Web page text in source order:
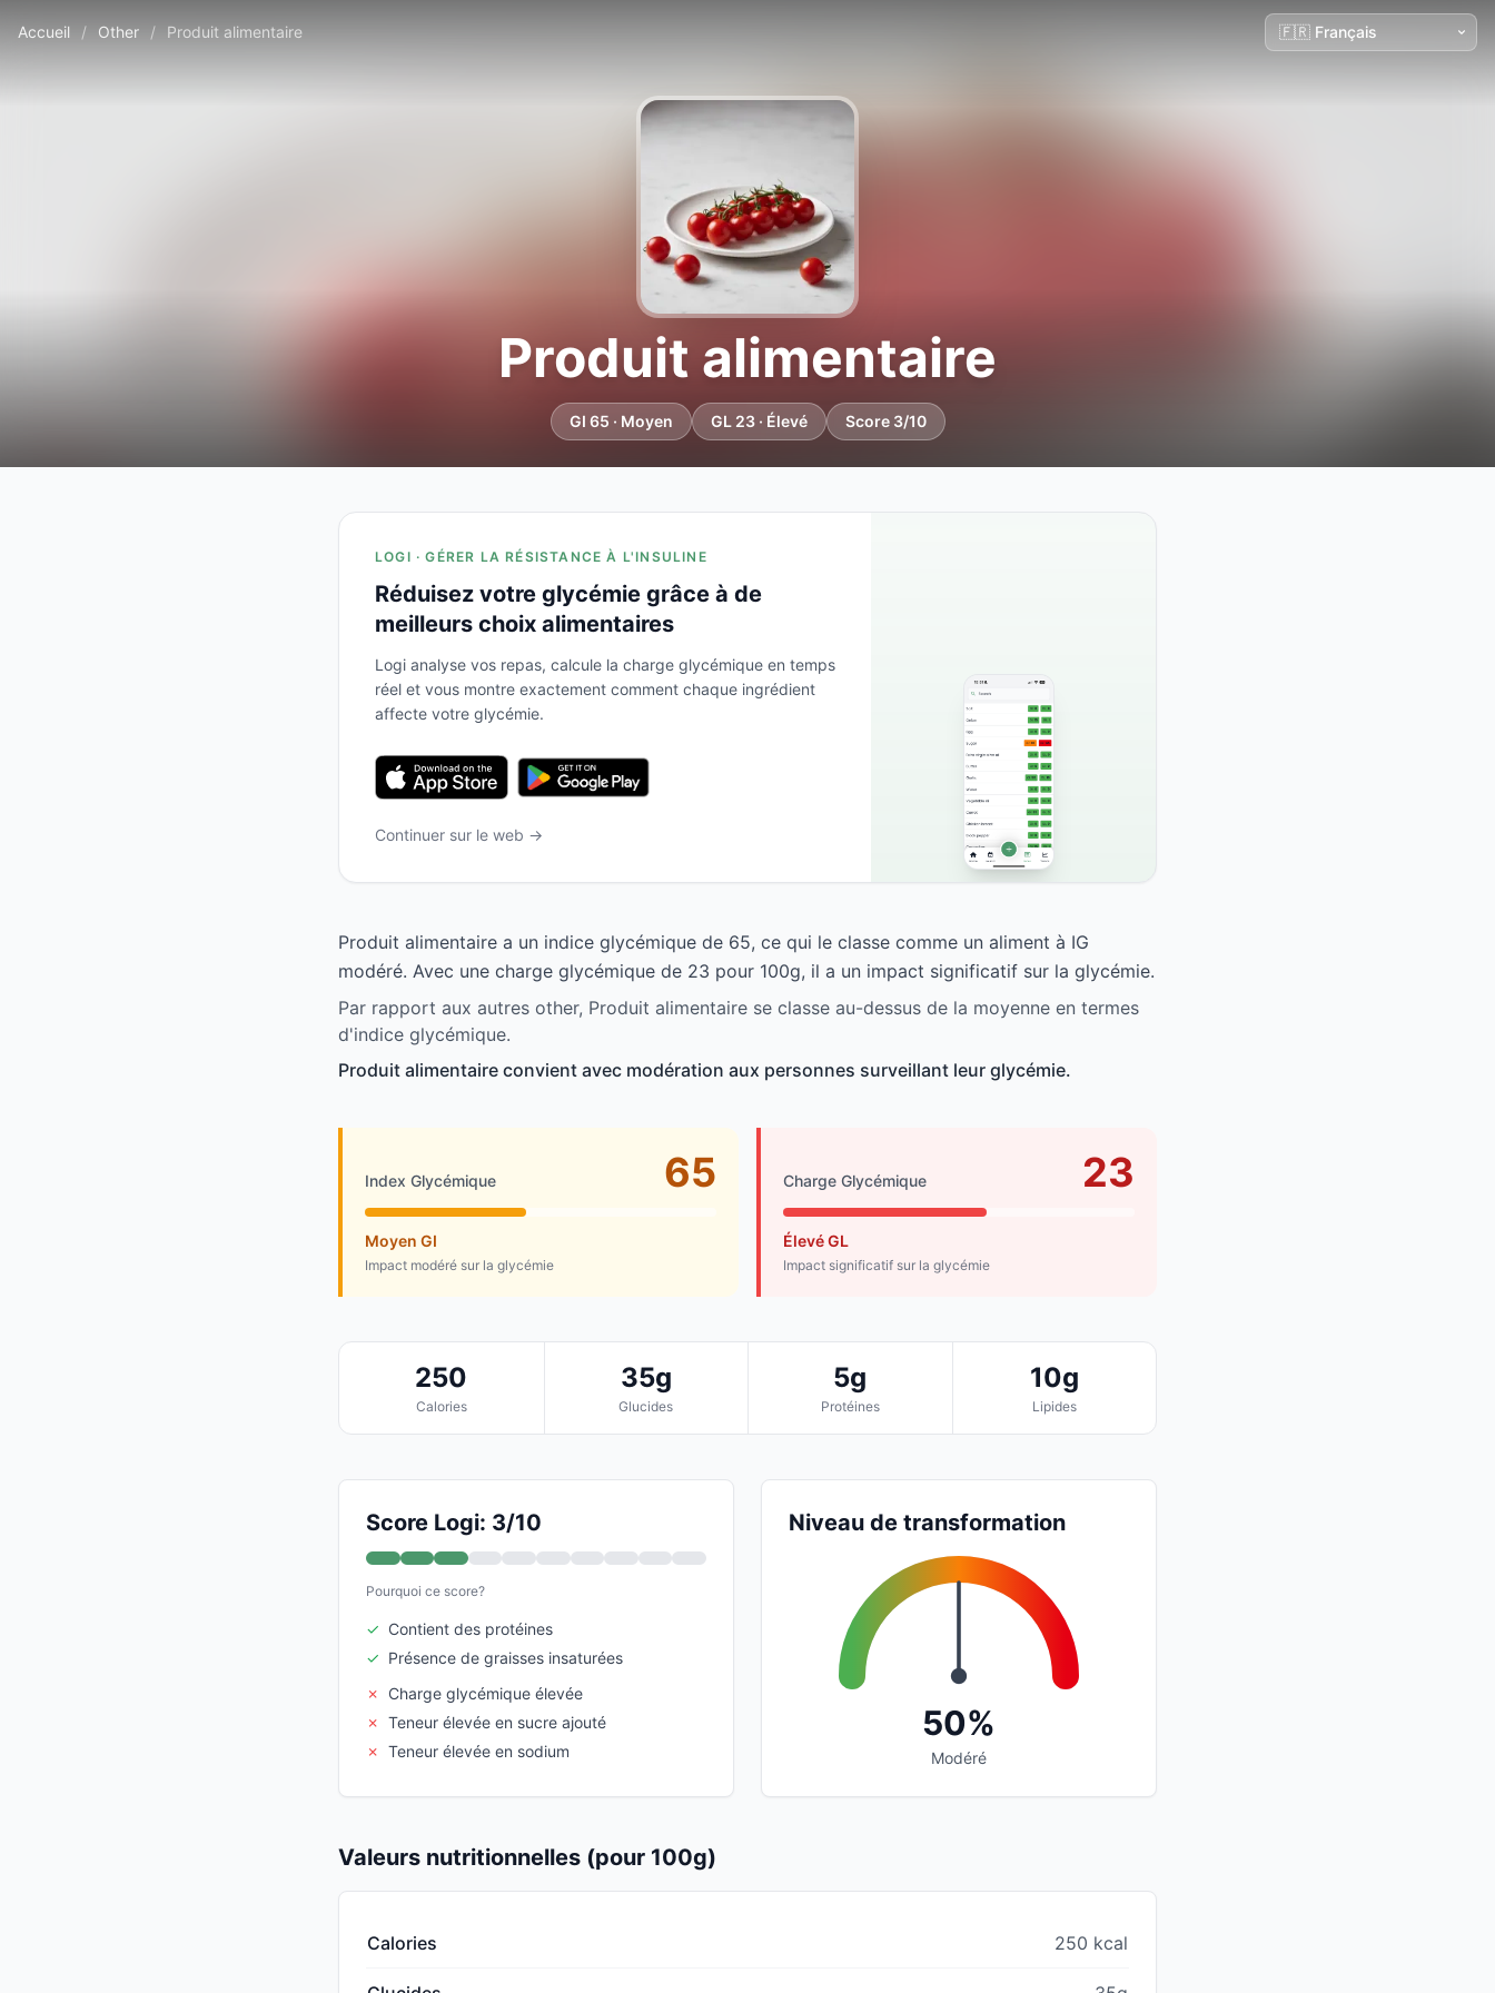
Accueil / Other / Produit alimentaire
Produit alimentaire
GI 65 · Moyen GL 23 · Élevé Score 3/10
LOGI · GÉRER LA RÉSISTANCE À L'INSULINE
Réduisez votre glycémie grâce à de
meilleurs choix alimentaires
Logi analyse vos repas, calcule la charge glycémique en temps
réel et vous montre exactement comment chaque ingrédient
affecte votre glycémie.
Continuer sur le web →
Produit alimentaire a un indice glycémique de 65, ce qui le classe comme un aliment à IG
modéré. Avec une charge glycémique de 23 pour 100g, il a un impact significatif sur la glycémie.
Par rapport aux autres other, Produit alimentaire se classe au-dessus de la moyenne en termes
d'indice glycémique.
Produit alimentaire convient avec modération aux personnes surveillant leur glycémie.
Index Glycémique 65
Moyen GI
Impact modéré sur la glycémie
Charge Glycémique 23
Élevé GL
Impact significatif sur la glycémie
250
Calories
35g
Glucides
5g
Protéines
10g
Lipides
Score Logi: 3/10
Pourquoi ce score?
✓ Contient des protéines
✓ Présence de graisses insaturées
✗
Charge glycémique élevée
✗ Teneur élevée en sucre ajouté
✗ Teneur élevée en sodium
Niveau de transformation
50%
Modéré
Valeurs nutritionnelles (pour 100g)
Calories 250 kcal